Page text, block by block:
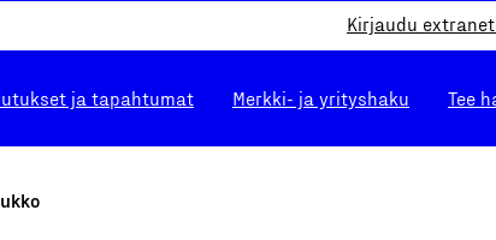
Kirjaudu
ja tapahtumat Merkki- ja yrityshaku Tee